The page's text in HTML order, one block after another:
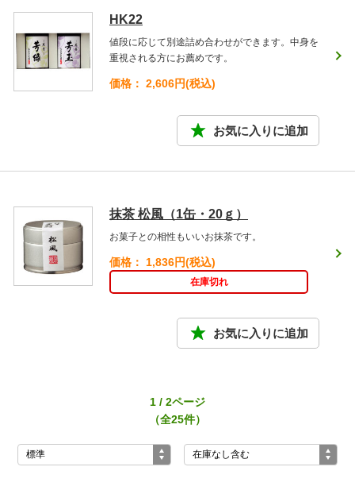
HK22
値段に応じて別途詰め合わせができます。中身を
重視される方にお薦めです。
価格： 2,606円(税込)
抹茶 松風（1缶・20ｇ）
お菓子との相性もいいお抹茶です。
価格： 1,836円(税込)
在庫切れ
1 / 2ページ
（全25件）